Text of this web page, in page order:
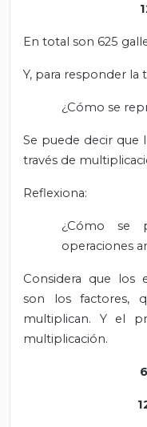
En total son 625
Y, para responder la
¿Cómo se
Se puede decir que
través de
Reflexiona:
¿Cómo se
operaciones
Considera que los
son los factores,
multiplican. Y el
multiplicación.